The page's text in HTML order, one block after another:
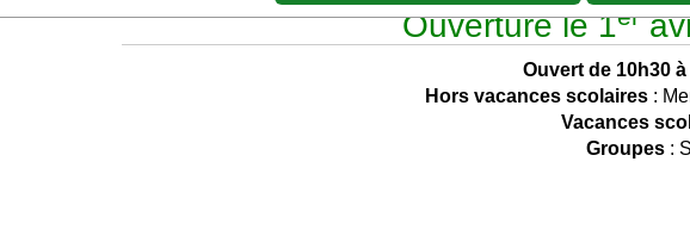
Ouverture le 1er
Ouvert de 10h30 à
Hors vacances scolaires :
Vacances
Groupes: